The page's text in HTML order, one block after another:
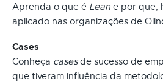
Aprenda o que é Lean e por que,
aplicado nas organizações de
Cases
Conheça casesde sucesso de
que tiveram influência da